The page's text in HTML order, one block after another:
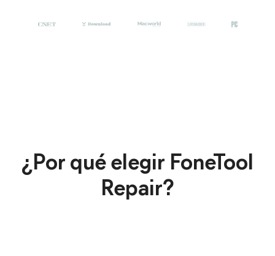
¿Por qué elegir FoneTool
Repair?